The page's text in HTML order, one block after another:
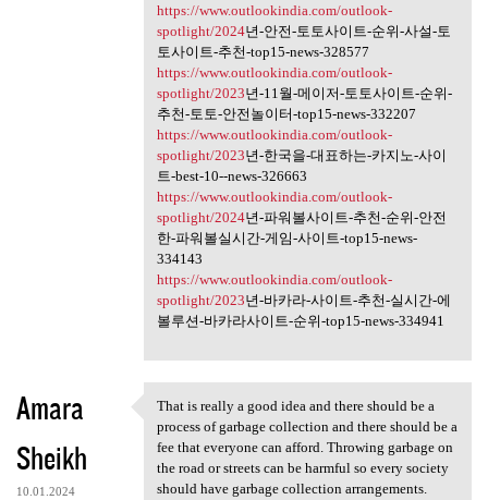
https://www.outlookindia.com/outlook-
spotlight/2024년-안전-토토사이트-순위-사설-토
토사이트-추천-top15-news-328577
https://www.outlookindia.com/outlook-
spotlight/2023년-11월-메이저-토토사이트-순위-
추천-토토-안전놀이터-top15-news-332207
https://www.outlookindia.com/outlook-
spotlight/2023년-한국을-대표하는-카지노-사이
트-best-10--news-326663
https://www.outlookindia.com/outlook-
spotlight/2024년-파워볼사이트-추천-순위-안전
한-파워볼실시간-게임-사이트-top15-news-
334143
https://www.outlookindia.com/outlook-
spotlight/2023년-바카라-사이트-추천-실시간-에
볼루션-바카라사이트-순위-top15-news-334941
Amara
Sheikh
10.01.2024
That is really a good idea
That is really a good idea and there should be a
process of garbage collection and there should be a
fee that everyone can afford. Throwing garbage on
the road or streets can be harmful so every society
should have garbage collection arrangements.